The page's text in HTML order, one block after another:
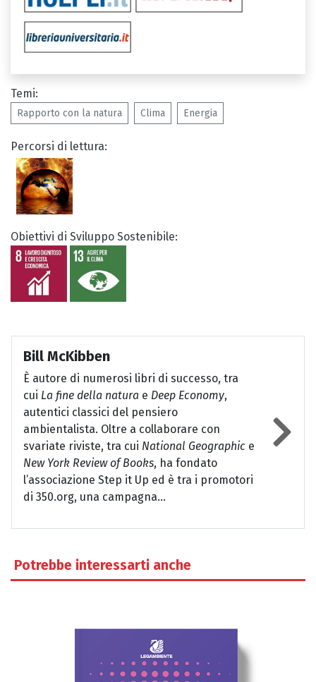
Temi:
Rapporto con la natura Clima Energia
Percorsi di lettura:
Obiettivi di Sviluppo Sostenibile:
Bill McKibben
È autore di numerosi libri di successo, tra
cui La fine della natura e Deep Economy,
autentici classici del pensiero
ambientalista. Oltre a collaborare con
svariate riviste, tra cui National Geographic e
New York Review of Books, ha fondato
l’associazione Step it Up ed è tra i promotori
di 350.org, una campagna...
Potrebbe interessarti anche